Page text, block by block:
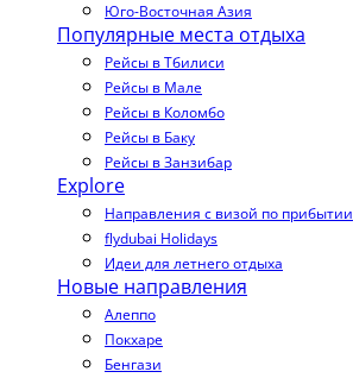
Юго-Восточная Азия
Популярные места отдыха
Рейсы в Тбилиси
Рейсы в Мале
Рейсы в Коломбо
Рейсы в Баку
Рейсы в Занзибар
Explore
Направления с визой по прибытии
flydubai Holidays
Идеи для летнего отдыха
Новые направления
Алеппо
Покхаре
Бенгази